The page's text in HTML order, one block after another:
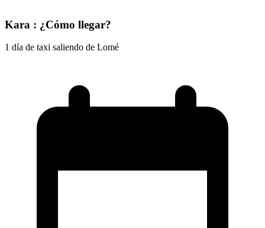
Kara : ¿Cómo llegar?
1 día de taxi saliendo de Lomé